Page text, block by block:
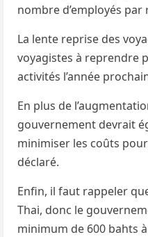
nombre d’employés par
La lente reprise des
voyagistes à reprendre
activités l’année
En plus de
gouvernement devrait
minimiser les coûts
déclaré.
Enfin, il faut rappeler
Thai, donc le
minimum de 600 bahts